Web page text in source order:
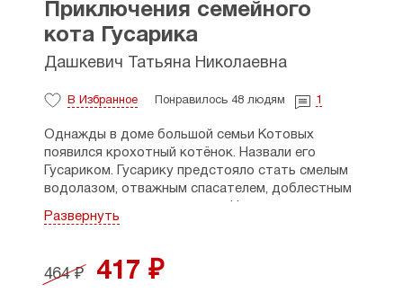
Приключения семейного
кота Гусарика
Дашкевич Татьяна Николаевна
В Избранное Понравилось 48 людям 1
Однажды в доме большой семьи Котовых
появился крохотный котёнок. Назвали его
Гусариком. Гусарику предстояло стать смелым
водолазом, отважным спасателем, доблестным
и весело играл с тапочками своей маленькой
Развернуть
464 ₽ 417 ₽